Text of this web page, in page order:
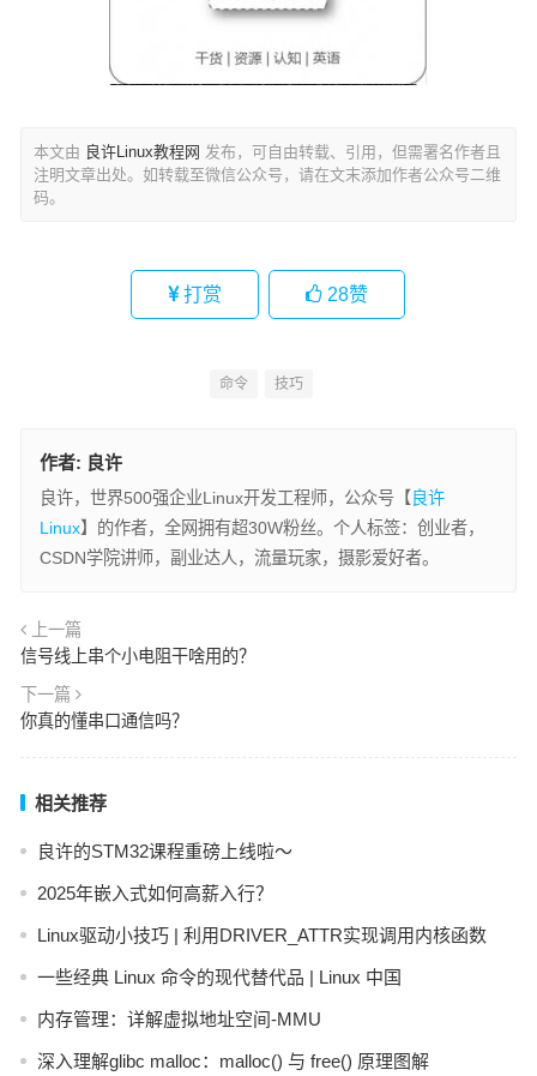
本文由 良许Linux教程网 发布，可自由转载、引用，但需署名作者且
注明文章出处。如转载至微信公众号，请在文末添加作者公众号二维
码。
打赏 28赞
命令 技巧
作者: 良许
良许，世界500强企业Linux开发工程师，公众号【 良许
Linux】的作者，全网拥有超30W粉丝。个人标签：创业者，
CSDN学院讲师，副业达人，流量玩家，摄影爱好者。
上一篇
信号线上串个小电阻干啥用的？
下一篇
你真的懂串口通信吗？
相关推荐
良许的STM32课程重磅上线啦～
2025年嵌入式如何高薪入行？
Linux驱动小技巧 | 利用DRIVER_ATTR实现调用内核函数
一些经典 Linux 命令的现代替代品 | Linux 中国
内存管理：详解虚拟地址空间-MMU
深入理解glibc malloc：malloc() 与 free() 原理图解